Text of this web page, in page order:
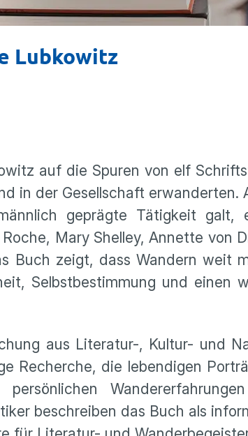
Lubkowitz
auf die Spuren von elf
in der Gesellschaft erwanderten.
geprägte Tätigkeit galt,
Mary Shelley, Annette von
Buch zeigt, dass Wandern weit
Selbstbestimmung und einen
aus Literatur-, Kultur- und
Recherche, die lebendigen
beschreiben das Buch als